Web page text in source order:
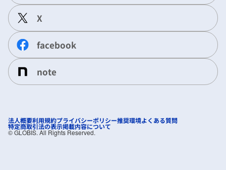
X
facebook
note
法人概要利用規約プライバシーポリシー推奨環境よくある質問
特定商取引法の表示掲載内容について
©︎ GLOBIS. All Rights Reserved.